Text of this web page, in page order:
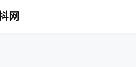
网